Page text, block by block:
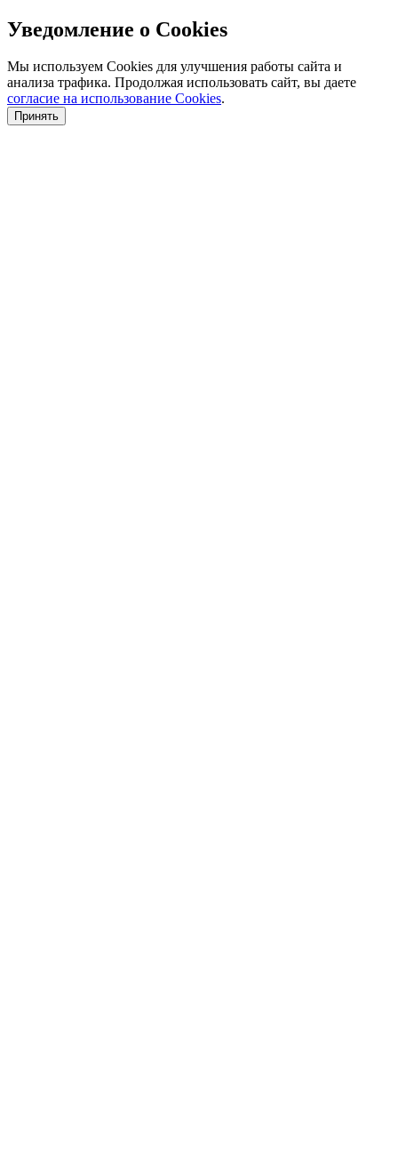
Уведомление о Cookies
Мы используем Cookies для улучшения работы сайта и
анализа трафика. Продолжая использовать сайт, вы даете
согласие на использование Cookies.
Принять